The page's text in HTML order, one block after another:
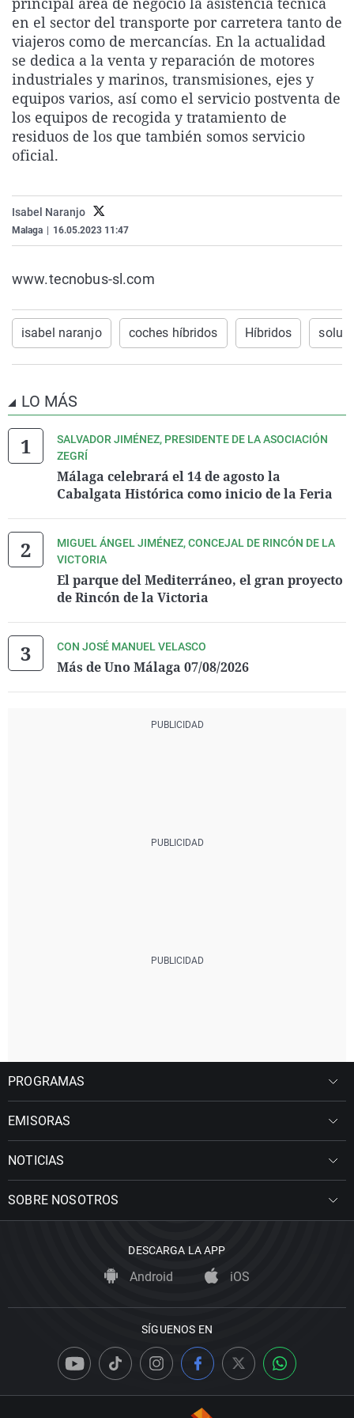
La rosa de los vientos
Gente viajera
Como el perro y el
Caso
Retornados
Equipo de
Operación Viuda
Extremadura
Galicia
La Rioja
Navarra
País Vasco
Virales
Televisión
Elecciones
en el sector del transporte por carretera tanto de
viajeros como de mercancías. En la actualidad
se dedica a la venta y reparación de motores
industriales y marinos, transmisiones, ejes y
equipos varios, así como el servicio postventa de
los equipos de recogida y tratamiento de
residuos de los que también somos servicio
oficial.
Isabel Naranjo
Malaga 16.05.2023 11:47
www.tecnobus-sl.com
isabel naranjo coches híbridos Híbridos
LO MÁS
SALVADOR JIMÉNEZ, PRESIDENTE DE LA ASOCIACIÓN
ZEGRÍ
Málaga celebrará el 14 de agosto la
Cabalgata Histórica como inicio de la Feria
MIGUEL ÁNGEL JIMÉNEZ, CONCEJAL DE RINCÓN DE LA
VICTORIA
El parque del Mediterráneo, el gran proyecto
de Rincón de la Victoria
CON JOSÉ MANUEL VELASCO
Más de Uno Málaga 07/08/2026
PROGRAMAS
EMISORAS
NOTICIAS
SOBRE NOSOTROS
DESCARGA LA APP
Android iOS
SÍGUENOS EN